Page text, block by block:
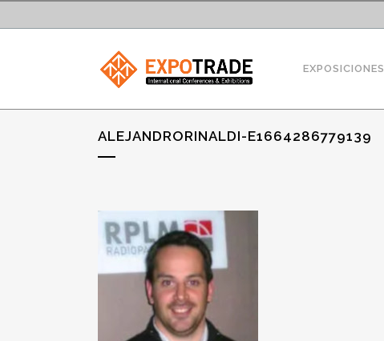
EXPOSICIONES
ALEJANDRORINALDI-E1664286779139